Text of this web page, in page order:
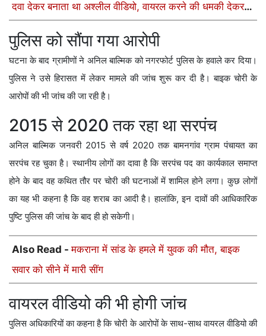
दवा देकर बनाता था अश्लील वीडियो, वायरल करने की धमकी देकर
पुलिस को सौंपा गया आरोपी
घटना के बाद ग्रामीणों ने अनिल बाल्मिक को नगरफोर्ट पुलिस के हवाले कर दिया।
पुलिस ने उसे हिरासत में लेकर मामले की जांच शुरू कर दी है। बाइक चोरी के
आरोपों की भी जांच की जा रही है।
2015 से 2020 तक रहा था सरपंच
अनिल बाल्मिक जनवरी 2015 से वर्ष 2020 तक बामनगांव ग्राम पंचायत का
सरपंच रह चुका है। स्थानीय लोगों का दावा है कि सरपंच पद का कार्यकाल समाप्त
होने के बाद वह कथित तौर पर चोरी की घटनाओं में शामिल होने लगा। कुछ लोगों
का यह भी कहना है कि वह शराब का आदी है। हालांकि, इन दावों की आधिकारिक
पुष्टि पुलिस की जांच के बाद ही हो सकेगी।
Also Read -मकराना में सांड के हमले में युवक की मौत, बाइक
सवार को सीने में मारी सींग
वायरल वीडियो की भी होगी जांच
पुलिस अधिकारियों का कहना है कि चोरी के आरोपों के साथ-साथ वायरल वीडियो की